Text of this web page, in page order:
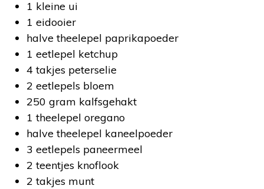
1 kleine ui
1 eidooier
halve theelepel paprikapoeder
1 eetlepel ketchup
4 takjes peterselie
2 eetlepels bloem
250 gram kalfsgehakt
1 theelepel oregano
halve theelepel kaneelpoeder
3 eetlepels paneermeel
2 teentjes knoflook
2 takjes munt